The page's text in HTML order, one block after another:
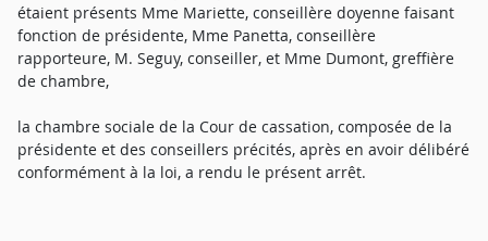
étaient présents Mme Mariette, conseillère doyenne faisant
fonction de présidente, Mme Panetta, conseillère
rapporteure, M. Seguy, conseiller, et Mme Dumont, greffière
de chambre,
la chambre sociale de la Cour de cassation, composée de la
présidente et des conseillers précités, après en avoir délibéré
conformément à la loi, a rendu le présent arrêt.